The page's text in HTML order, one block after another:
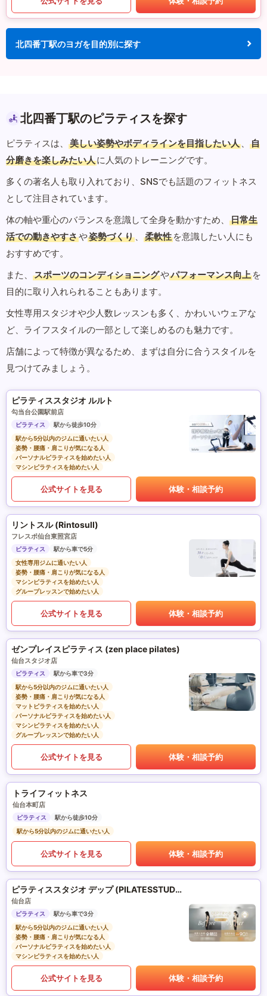
北四番丁駅のヨガを目的別に探す
北四番丁駅のピラティスを探す
ピラティスは、 美しい姿勢やボディラインを目指したい人 、
自
分磨きを楽しみたい人に人気のトレーニングです。
多くの著名人も取り入れており、SNSでも話題のフィットネス
として注目されています。
体の軸や重心のバランスを意識して全身を動かすため、
日常生
活での動きやすさや姿勢づくり 、 柔軟性 を意識したい人にも
おすすめです。
また、
スポーツのコンディショニングやパフォーマンス向上 を
目的に取り入れられることもあります。
女性専用スタジオや少人数レッスンも多く、かわいいウェアな
ど、ライフスタイルの一部として楽しめるのも魅力です。
店舗によって特徴が異なるため、まずは自分に合うスタイルを
見つけてみましょう。
ピラティススタジオ ルルト
勾当台公園駅前店
ピラティス
駅から徒歩10分
駅から5分以内のジムに通いたい人
姿勢・腰痛・肩こりが気になる人
パーソナルピラティスを始めたい人
マシンピラティスを始めたい人
公式サイトを見る 体験・相談予約
リントスル (Rintosull)
フレスポ仙台東照宮店
ピラティス
駅から車で5分
女性専用ジムに通いたい人
姿勢・腰痛・肩こりが気になる人
マシンピラティスを始めたい人
グループレッスンで始めたい人
公式サイトを見る 体験・相談予約
ゼンプレイスピラティス (zen place pilates)
仙台スタジオ店
ピラティス
駅から車で3分
駅から5分以内のジムに通いたい人
姿勢・腰痛・肩こりが気になる人
マットピラティスを始めたい人
パーソナルピラティスを始めたい人
マシンピラティスを始めたい人
グループレッスンで始めたい人
公式サイトを見る 体験・相談予約
トライフィットネス
仙台本町店
ピラティス
駅から徒歩10分
駅から5分以内のジムに通いたい人
公式サイトを見る 体験・相談予約
ピラティススタジオ デップ (PILATESSTUDIO DEP)
仙台店
ピラティス
駅から車で3分
駅から5分以内のジムに通いたい人
姿勢・腰痛・肩こりが気になる人
パーソナルピラティスを始めたい人
マシンピラティスを始めたい人
公式サイトを見る 体験・相談予約